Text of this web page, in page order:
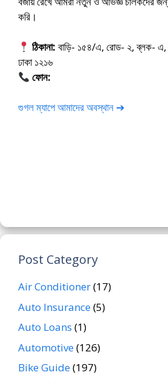
করি।
ঠিকানা: বাড়ি- ১৫৪/এ, রোড- ২, ব্লক-
ঢাকা ১২১৬
ফোন:
গুগল ম্যাপে আমাদের অবস্থান ➔
Post Category
Air Conditioner(17)
Auto Insurance(5)
Auto Loans (1)
Automotive(126)
Bike Guide(197)